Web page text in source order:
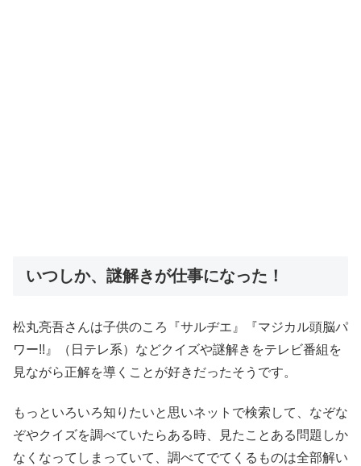
いつしか、謎解きが仕事になった！
松丸亮吾さんは子供のころ『サルヂエ』『マジカル頭脳パ
ワー!!』（日テレ系）などクイズや謎解きをテレビ番組を
見ながら正解を導くことが好きだったそうです。
もっといろいろ知りたいと思いネットで検索して、なぞな
ぞやクイズを調べていたらある時、見たことある問題しか
なくなってしまっていて、調べてでてくるものは全部解い